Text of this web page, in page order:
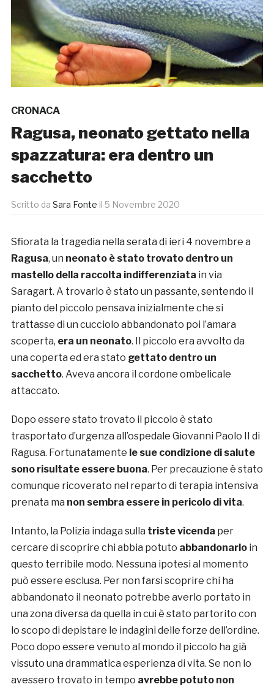
CRONACA
Ragusa, neonato gettato nella
spazzatura: era dentro un
sacchetto
Scritto da Sara Fonte il 5 Novembre 2020
Sfiorata la tragedia nella serata di ieri 4 novembre a
Ragusa, un neonato è stato trovato dentro un
mastello della raccolta indifferenziata in via
Saragart. A trovarlo è stato un passante, sentendo il
pianto del piccolo pensava inizialmente che si
trattasse di un cucciolo abbandonato poi l’amara
scoperta, era un neonato. Il piccolo era avvolto da
una coperta ed era stato gettato dentro un
sacchetto. Aveva ancora il cordone ombelicale
attaccato.
Dopo essere stato trovato il piccolo è stato
trasportato d’urgenza all’ospedale Giovanni Paolo II di
Ragusa. Fortunatamente le sue condizione di salute
sono risultate essere buona. Per precauzione è stato
comunque ricoverato nel reparto di terapia intensiva
prenata ma non sembra essere in pericolo di vita.
Intanto, la Polizia indaga sulla triste vicenda per
cercare di scoprire chi abbia potuto abbandonarlo in
questo terribile modo. Nessuna ipotesi al momento
può essere esclusa. Per non farsi scoprire chi ha
abbandonato il neonato potrebbe averlo portato in
una zona diversa da quella in cui è stato partorito con
lo scopo di depistare le indagini delle forze dell’ordine.
Poco dopo essere venuto al mondo il piccolo ha già
vissuto una drammatica esperienza di vita. Se non lo
avessero trovato in tempo avrebbe potuto non